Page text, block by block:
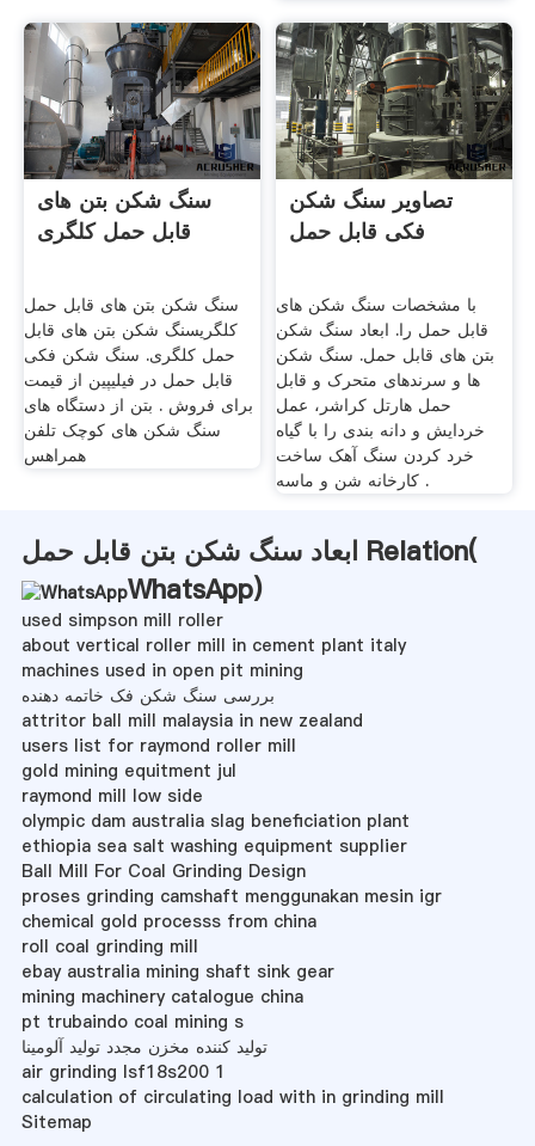
سنگ شکن بتن های
قابل حمل کلگری
سنگ شکن بتن های قابل حمل
کلگریسنگ شکن بتن های قابل
حمل کلگری. سنگ شکن فکی
قابل حمل در فیلیپین از قیمت
برای فروش . بتن از دستگاه های
سنگ شکن های کوچک تلفن
همراهس
تصاویر سنگ شکن
فکی قابل حمل
با مشخصات سنگ شکن های
قابل حمل را. ابعاد سنگ شکن
بتن های قابل حمل. سنگ شکن
ها و سرندهای متحرک و قابل
حمل هارتل کراشر، عمل
خردایش و دانه بندی را با گیاه
خرد کردن سنگ آهک ساخت
کارخانه شن و ماسه .
ابعاد سنگ شکن بتن قابل حمل Relation(
WhatsApp)
used simpson mill roller
about vertical roller mill in cement plant italy
machines used in open pit mining
بررسی سنگ شکن فک خاتمه دهنده
attritor ball mill malaysia in new zealand
users list for raymond roller mill
gold mining equitment jul
raymond mill low side
olympic dam australia slag beneficiation plant
ethiopia sea salt washing equipment supplier
Ball Mill For Coal Grinding Design
proses grinding camshaft menggunakan mesin igr
chemical gold processs from china
roll coal grinding mill
ebay australia mining shaft sink gear
mining machinery catalogue china
pt trubaindo coal mining s
تولید کننده مخزن مجدد تولید آلومینا
air grinding lsf18s200 1
calculation of circulating load with in grinding mill
Sitemap